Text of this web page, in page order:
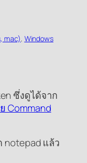
mac), Windows
ซึ่งดูได้จาก
Command
notepad แล้ว